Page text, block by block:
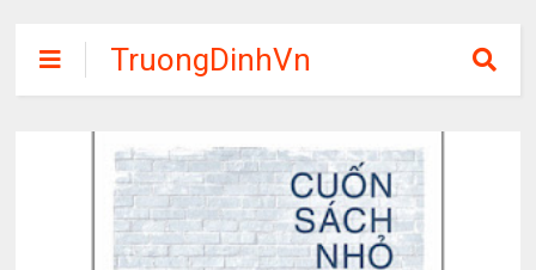
TruongDinhVn
Chia sẽ ebook,
phần mềm học
tập miễn phí